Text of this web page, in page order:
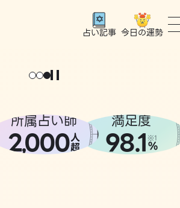
占い記事 今日の運勢
所属占い師
2,000人
超
満足度
98.1 ※1
%